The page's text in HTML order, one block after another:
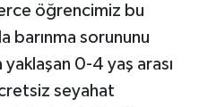
öğrencimiz bu
barınma sorununu
yaklaşan 0-4 yaş arası
seyahat